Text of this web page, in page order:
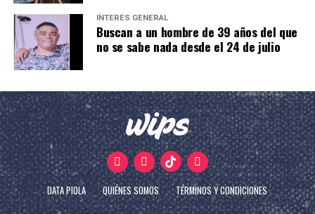
INTERÉS GENERAL
Buscan a un hombre de 39 años del que
no se sabe nada desde el 24 de julio
DATA PIOLA QUIÉNES SOMOS TÉRMINOS Y CONDICIONES